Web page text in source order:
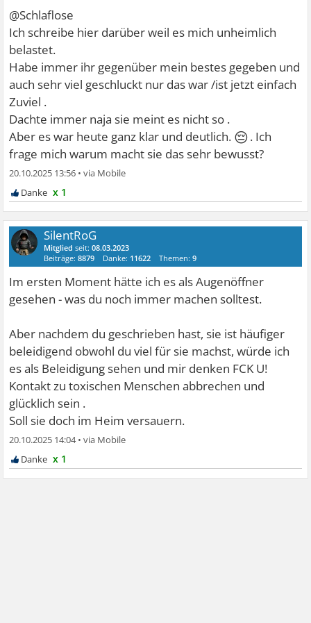
@Schlaflose
Ich schreibe hier darüber weil es mich unheimlich
belastet.
Habe immer ihr gegenüber mein bestes gegeben und
auch sehr viel geschluckt nur das war /ist jetzt einfach
Zuviel .
Dachte immer naja sie meint es nicht so .
Aber es war heute ganz klar und deutlich. 😔. Ich
frage mich warum macht sie das sehr bewusst?
20.10.2025 13:56 •
x 1
SilentRoG
Mitglied seit:08.03.2023
Beiträge:8879 Danke: 11622 Themen:9
Im ersten Moment hätte ich es als Augenöffner
gesehen - was du noch immer machen solltest.
Aber nachdem du geschrieben hast, sie ist häufiger
beleidigend obwohl du viel für sie machst, würde ich
es als Beleidigung sehen und mir denken FCK U!
Kontakt zu toxischen Menschen abbrechen und
glücklich sein .
Soll sie doch im Heim versauern.
20.10.2025 14:04•
x 1